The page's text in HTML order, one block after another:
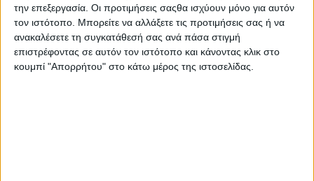
την επεξεργασία. Οι προτιμήσεις σαςθα ισχύουν μόνο για αυτόν
τον ιστότοπο. Μπορείτε να αλλάξετε τις προτιμήσεις σας ή να
ανακαλέσετε τη συγκατάθεσή σας ανά πάσα στιγμή
επιστρέφοντας σε αυτόν τον ιστότοπο και κάνοντας κλικ στο
κουμπί "Απορρήτου" στο κάτω μέρος της ιστοσελίδας.